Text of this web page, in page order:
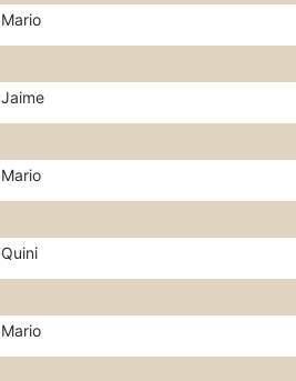
Mario
Jaime
Mario
Quini
Mario